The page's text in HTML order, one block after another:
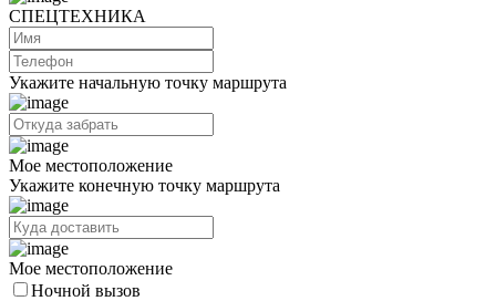
СПЕЦТЕХНИКА
Укажите начальную точку маршрута
Мое местоположение
Укажите конечную точку маршрута
Мое местоположение
Ночной вызов